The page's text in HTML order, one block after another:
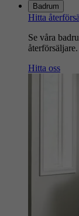
Badrum
Hitta
Se våra
återförsäljare.
Hitta oss